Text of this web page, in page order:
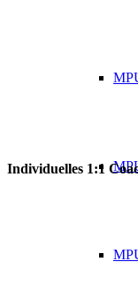
Individuelles 1:1